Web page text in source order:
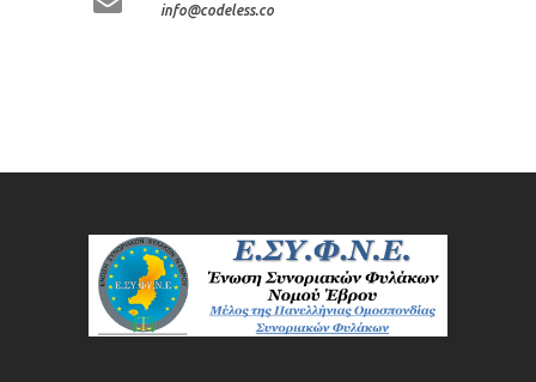
info@codeless.co